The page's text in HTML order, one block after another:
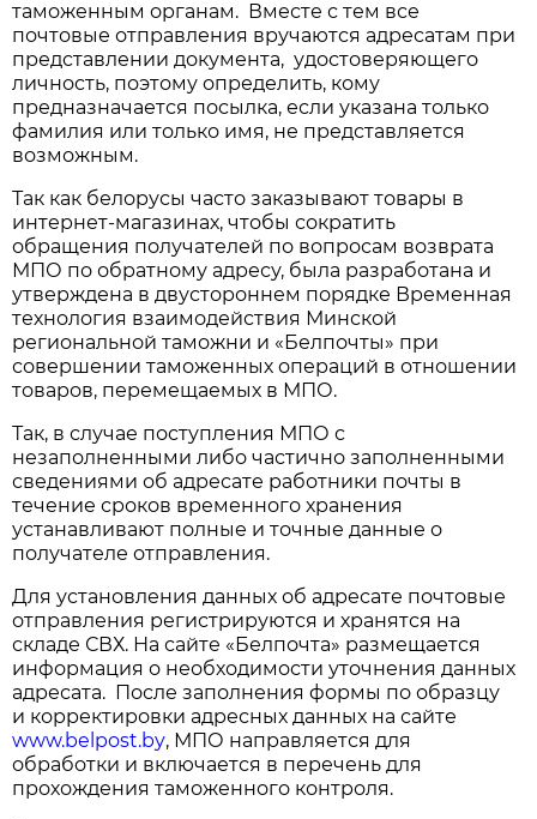
таможенным органам. Вместе с тем все
почтовые отправления вручаются адресатам при
представлении документа, удостоверяющего
личность, поэтому определить, кому
предназначается посылка, если указана только
фамилия или только имя, не представляется
возможным.
Так как белорусы часто заказывают товары в
интернет-магазинах, чтобы сократить
обращения получателей по вопросам возврата
МПО по обратному адресу, была разработана и
утверждена в двустороннем порядке Временная
технология взаимодействия Минской
региональной таможни и «Белпочты» при
совершении таможенных операций в отношении
товаров, перемещаемых в МПО.
Так, в случае поступления МПО с
незаполненными либо частично заполненными
сведениями об адресате работники почты в
течение сроков временного хранения
устанавливают полные и точные данные о
получателе отправления.
Для установления данных об адресате почтовые
отправления регистрируются и хранятся на
складе СВХ. На сайте «Белпочта» размещается
информация о необходимости уточнения данных
адресата. После заполнения формы по образцу
и корректировки адресных данных на сайте
www.belpost.by, МПО направляется для
обработки и включается в перечень для
прохождения таможенного контроля.